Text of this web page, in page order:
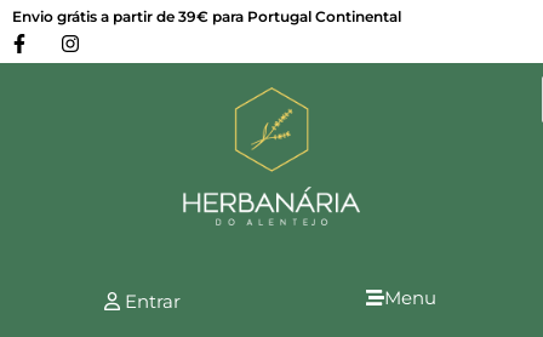
Envio grátis a partir de 39€ para Portugal Continental
Entrar Menu